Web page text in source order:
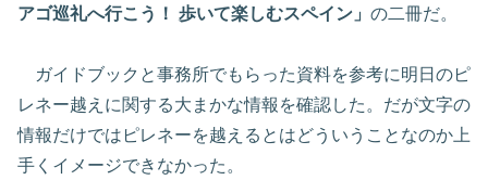
アゴ巡礼へ行こう！ 歩いて楽しむスペイン」 の二冊だ。
ガイドブックと事務所でもらった資料を参考に明日のピ
レネー越えに関する大まかな情報を確認した。だが文字の
情報だけではピレネーを越えるとはどういうことなのか上
手くイメージできなかった。